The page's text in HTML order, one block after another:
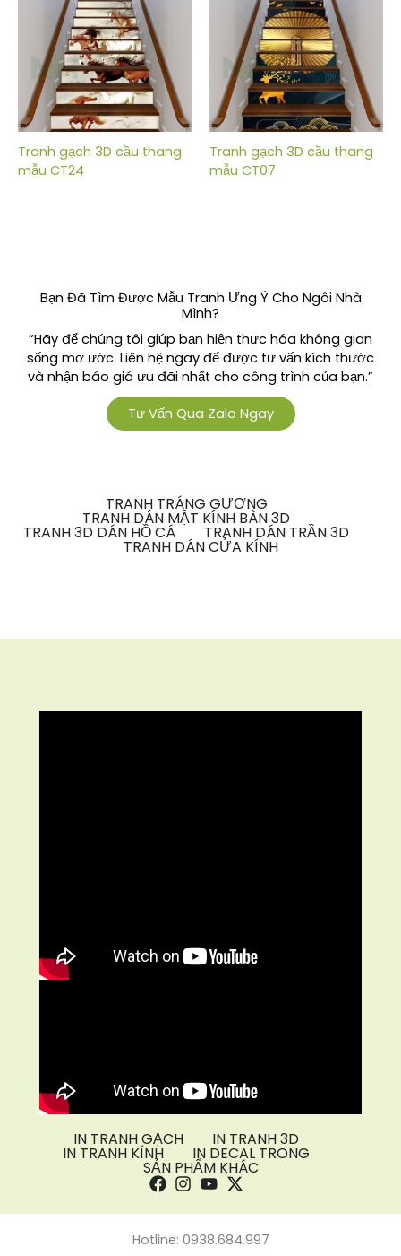
Tranh gạch 3D cầu thang
mẫu CT24
Tranh gạch 3D cầu thang
mẫu CT07
Bạn Đã Tìm Được Mẫu Tranh Ưng Ý Cho Ngôi Nhà
Mình?
“Hãy để chúng tôi giúp bạn hiện thực hóa không gian
sống mơ ước. Liên hệ ngay để được tư vấn kích thước
và nhận báo giá ưu đãi nhất cho công trình của bạn.”
Tư Vấn Qua Zalo Ngay
TRANH TRÁNG GƯƠNG
TRANH DÁN MẶT KÍNH BÀN 3D
TRANH 3D DÁN HỒ CÁ TRANH DÁN TRẦN 3D
TRANH DÁN CỬA KÍNH
IN TRANH GẠCH IN TRANH 3D
IN TRANH KÍNH IN DECAL TRONG
SẢN PHẨM KHÁC
Hotline: 0938.684.997